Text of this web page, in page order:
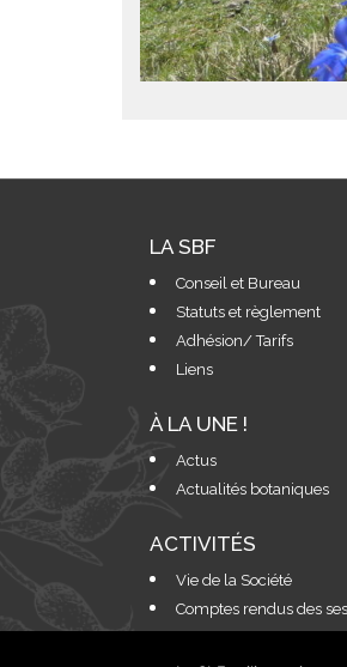
LA SBF
Conseil et Bureau
Statuts et règlement
Adhésion/ Tarifs
Liens
À LA UNE !
Actus
Actualités botaniques
ACTIVITÉS
Vie de la Société
Comptes rendus des